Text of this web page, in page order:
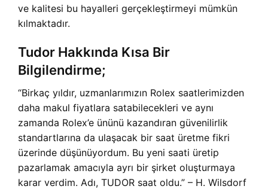
ve kalitesi bu hayalleri gerçekleştirmeyi mümkün
kılmaktadır.
Tudor Hakkında Kısa Bir
Bilgilendirme;
“Birkaç yıldır, uzmanlarımızın Rolex saatlerimizden
daha makul fiyatlara satabilecekleri ve aynı
zamanda Rolex’e ününü kazandıran güvenilirlik
standartlarına da ulaşacak bir saat üretme fikri
üzerinde düşünüyordum. Bu yeni saati üretip
pazarlamak amacıyla ayrı bir şirket oluşturmaya
karar verdim. Adı, TUDOR saat oldu.” – H. Wilsdorf